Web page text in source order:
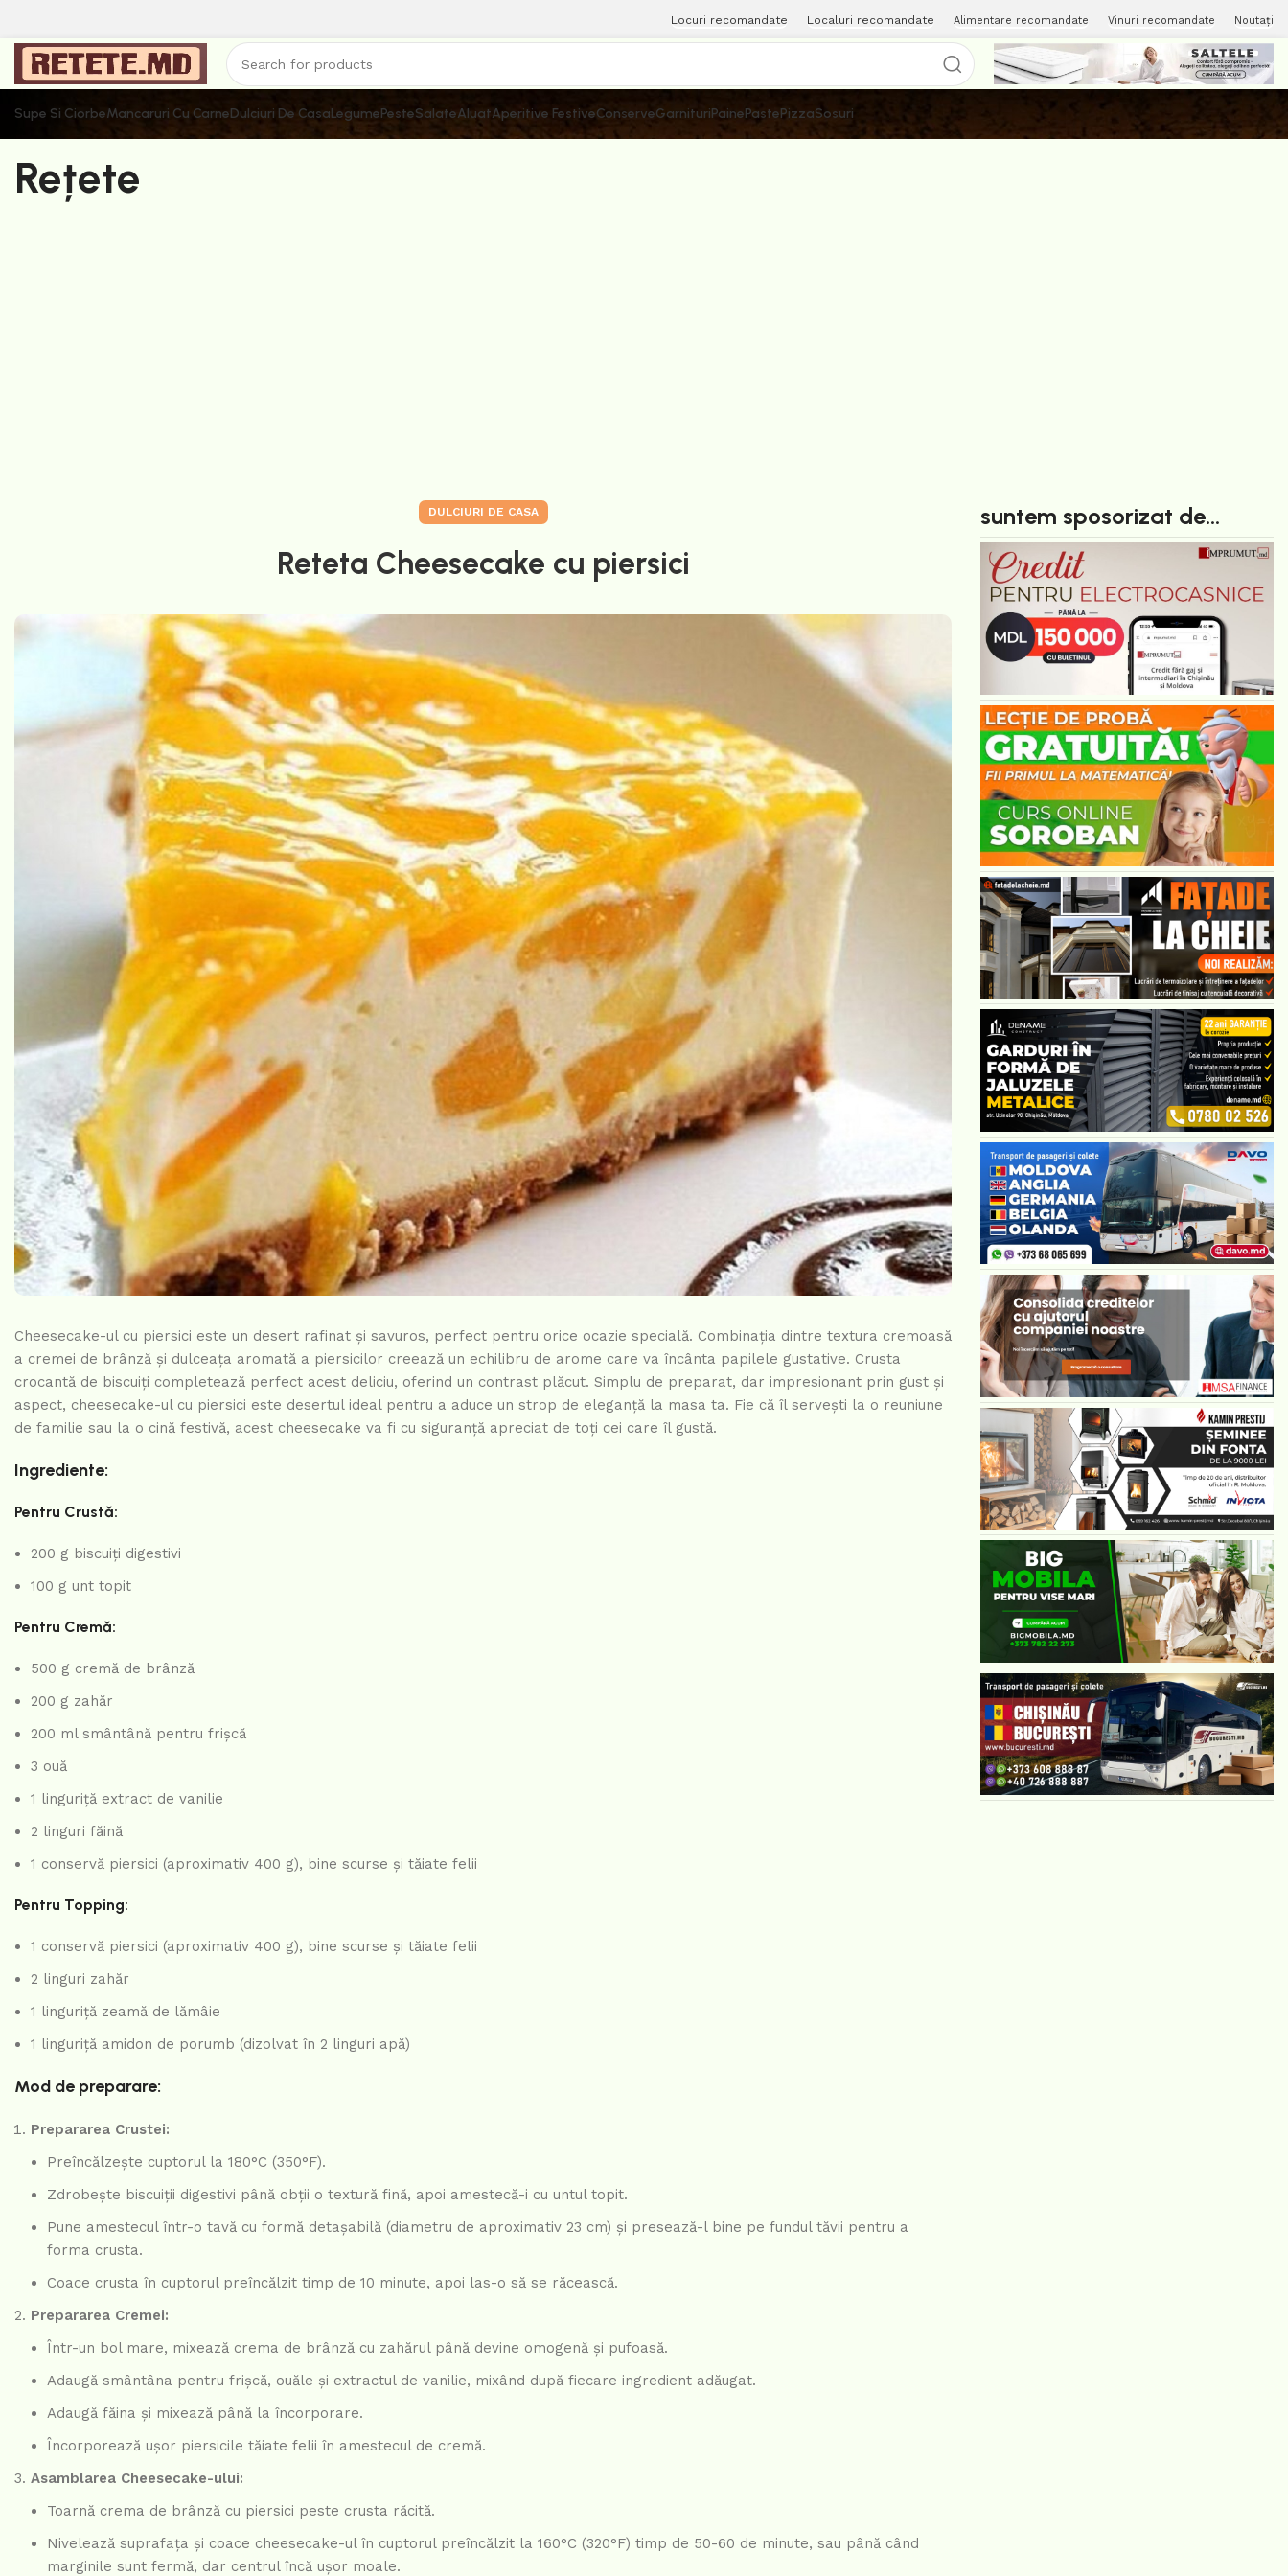
Locuri recomandate Localuri recomandate Alimentare recomandate Vinuri recomandate Noutați
Supe Si CiorbeMancaruri Cu CarneDulciuri De CasaLegumePesteSalateAluatAperitive FestiveConserveGarnituriPainePastePizzaSosuri
Rețete
DULCIURI DE CASA
Reteta Cheesecake cu piersici
Cheesecake-ul cu piersici este un desert rafinat și savuros, perfect pentru orice ocazie specială. Combinația dintre textura cremoasă
a cremei de brânză și dulceața aromată a piersicilor creează un echilibru de arome care va încânta papilele gustative. Crusta
crocantă de biscuiți completează perfect acest deliciu, oferind un contrast plăcut. Simplu de preparat, dar impresionant prin gust și
aspect, cheesecake-ul cu piersici este desertul ideal pentru a aduce un strop de eleganță la masa ta. Fie că îl servești la o reuniune
de familie sau la o cină festivă, acest cheesecake va fi cu siguranță apreciat de toți cei care îl gustă.
Ingrediente:
Pentru Crustă:
200 g biscuiți digestivi
100 g unt topit
Pentru Cremă:
500 g cremă de brânză
200 g zahăr
200 ml smântână pentru frișcă
3 ouă
1 linguriță extract de vanilie
2 linguri făină
1 conservă piersici (aproximativ 400 g), bine scurse și tăiate felii
Pentru Topping:
1 conservă piersici (aproximativ 400 g), bine scurse și tăiate felii
2 linguri zahăr
1 linguriță zeamă de lămâie
1 linguriță amidon de porumb (dizolvat în 2 linguri apă)
Mod de preparare:
Prepararea Crustei:
Preîncălzește cuptorul la 180°C (350°F).
Zdrobește biscuiții digestivi până obții o textură fină, apoi amestecă-i cu untul topit.
Pune amestecul într-o tavă cu formă detașabilă (diametru de aproximativ 23 cm) și presează-l bine pe fundul tăvii pentru a
forma crusta.
Coace crusta în cuptorul preîncălzit timp de 10 minute, apoi las-o să se răcească.
Prepararea Cremei:
Într-un bol mare, mixează crema de brânză cu zahărul până devine omogenă și pufoasă.
Adaugă smântâna pentru frișcă, ouăle și extractul de vanilie, mixând după fiecare ingredient adăugat.
Adaugă făina și mixează până la încorporare.
Încorporează ușor piersicile tăiate felii în amestecul de cremă.
Asamblarea Cheesecake-ului:
Toarnă crema de brânză cu piersici peste crusta răcită.
Nivelează suprafața și coace cheesecake-ul în cuptorul preîncălzit la 160°C (320°F) timp de 50-60 de minute, sau până când
marginile sunt fermă, dar centrul încă ușor moale.
suntem sposorizat de...